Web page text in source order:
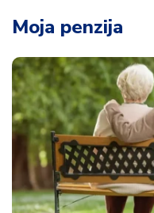
Moja penzija